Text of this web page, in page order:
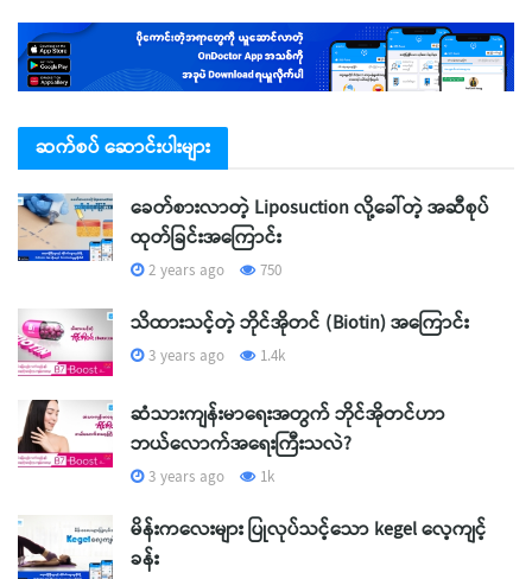
ဆက်စပ် ဆောင်းပါးများ
ခေတ်စားလာတဲ့ Liposuction လို့ခေါ်တဲ့ အဆီစုပ်
ထုတ်ခြင်းအကြောင်း
2 years ago 750
သိထားသင့်တဲ့ ဘိုင်အိုတင် (Biotin) အကြောင်း
3 years ago 1.4k
ဆံသားကျန်းမာရေးအတွက် ဘိုင်အိုတင်ဟာ
ဘယ်လောက်အရေးကြီးသလဲ?
3 years ago 1k
မိန်းကလေးများ ပြုလုပ်သင့်သော kegel လေ့ကျင့်
ခန်း